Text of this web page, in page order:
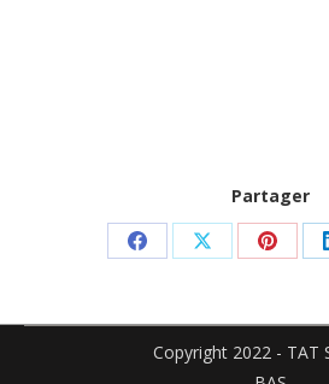
Partager
Partager
Facebook
Partager
X
Copyright 2022 - TAT